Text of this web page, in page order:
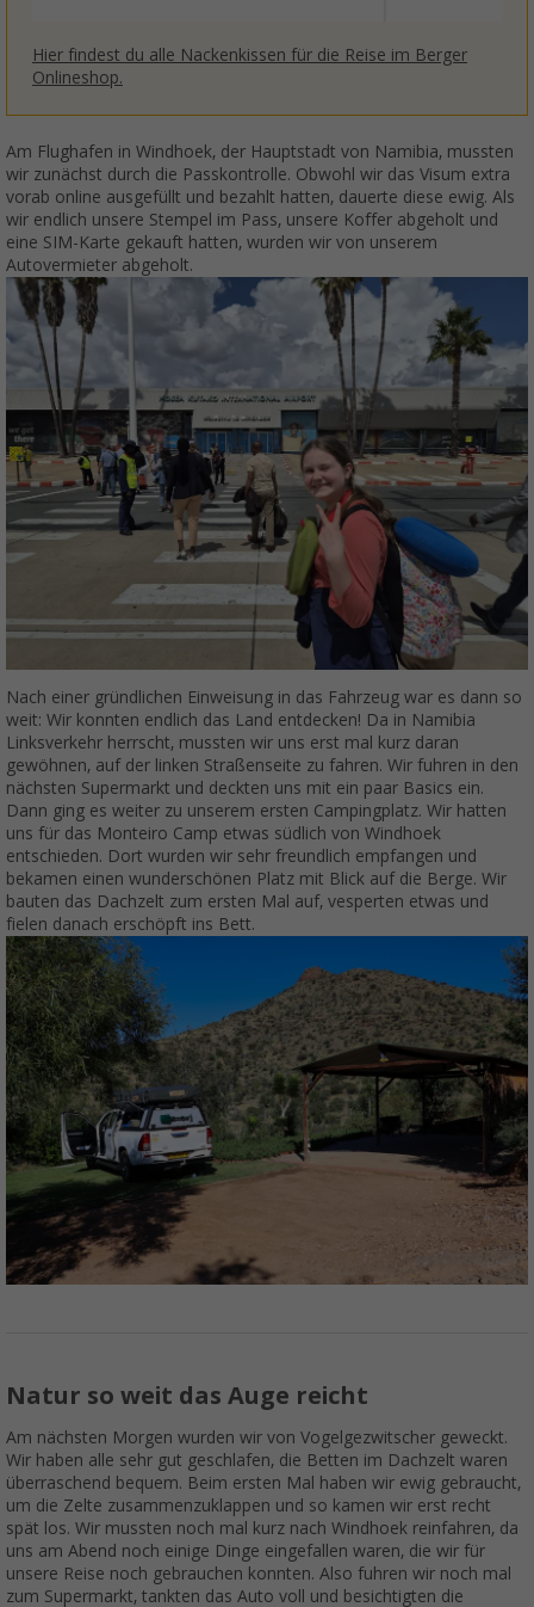
Hier findest du alle Nackenkissen für die Reise im Berger
Onlineshop.
Am Flughafen in Windhoek, der Hauptstadt von Namibia, mussten
wir zunächst durch die Passkontrolle. Obwohl wir das Visum extra
vorab online ausgefüllt und bezahlt hatten, dauerte diese ewig. Als
wir endlich unsere Stempel im Pass, unsere Koffer abgeholt und
eine SIM-Karte gekauft hatten, wurden wir von unserem
Autovermieter abgeholt.
Nach einer gründlichen Einweisung in das Fahrzeug war es dann so
weit: Wir konnten endlich das Land entdecken! Da in Namibia
Linksverkehr herrscht, mussten wir uns erst mal kurz daran
gewöhnen, auf der linken Straßenseite zu fahren. Wir fuhren in den
nächsten Supermarkt und deckten uns mit ein paar Basics ein.
Dann ging es weiter zu unserem ersten Campingplatz. Wir hatten
uns für das Monteiro Camp etwas südlich von Windhoek
entschieden. Dort wurden wir sehr freundlich empfangen und
bekamen einen wunderschönen Platz mit Blick auf die Berge. Wir
bauten das Dachzelt zum ersten Mal auf, vesperten etwas und
fielen danach erschöpft ins Bett.
Natur so weit das Auge reicht
Am nächsten Morgen wurden wir von Vogelgezwitscher geweckt.
Wir haben alle sehr gut geschlafen, die Betten im Dachzelt waren
überraschend bequem. Beim ersten Mal haben wir ewig gebraucht,
um die Zelte zusammenzuklappen und so kamen wir erst recht
spät los. Wir mussten noch mal kurz nach Windhoek reinfahren, da
uns am Abend noch einige Dinge eingefallen waren, die wir für
unsere Reise noch gebrauchen konnten. Also fuhren wir noch mal
zum Supermarkt, tankten das Auto voll und besichtigten die